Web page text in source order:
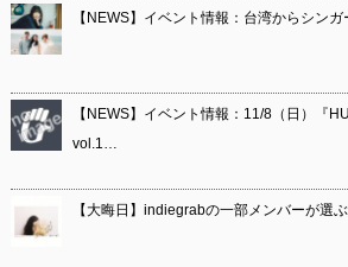
【NEWS】イベント情報：台湾からシン
【NEWS】イベント情報：11/8（日）『
vol.1…
【大晦日】indiegrabの一部メンバーが選